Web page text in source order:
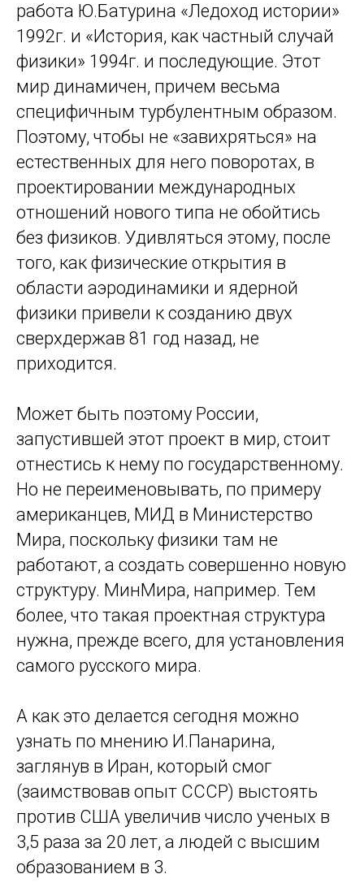
работа Ю.Батурина «Ледоход истории»
1992г. и «История, как частный случай
физики» 1994г. и последующие. Этот
мир динамичен, причем весьма
специфичным турбулентным образом.
Поэтому, чтобы не «завихряться» на
естественных для него поворотах, в
проектировании международных
отношений нового типа не обойтись
без физиков. Удивляться этому, после
того, как физические открытия в
области аэродинамики и ядерной
физики привели к созданию двух
сверхдержав 81 год назад, не
приходится.
Может быть поэтому России,
запустившей этот проект в мир, стоит
отнестись к нему по государственному.
Но не переименовывать, по примеру
американцев, МИД в Министерство
Мира, поскольку физики там не
работают, а создать совершенно новую
структуру. МинМира, например. Тем
более, что такая проектная структура
нужна, прежде всего, для установления
самого русского мира.
А как это делается сегодня можно
узнать по мнению И.Панарина,
заглянув в Иран, который смог
(заимствовав опыт СССР) выстоять
против США увеличив число ученых в
3,5 раза за 20 лет, а людей с высшим
образованием в 3.